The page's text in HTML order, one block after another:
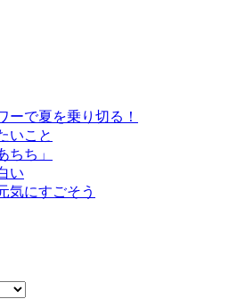
ーで夏を乗り切る！
いこと
ちち」
い
気にすごそう